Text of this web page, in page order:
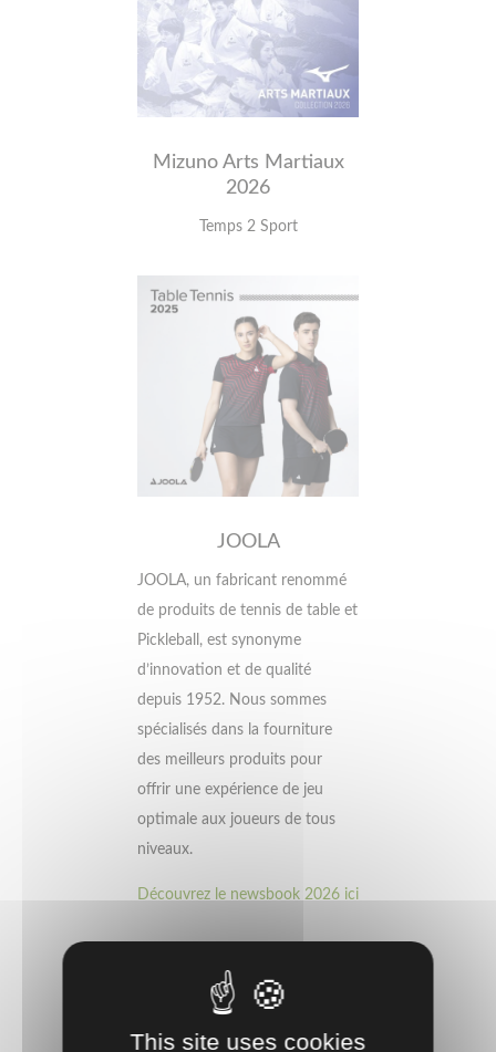
Mizuno Arts Martiaux
2026
Temps 2 Sport
JOOLA
JOOLA, un fabricant renommé
de produits de tennis de table et
Pickleball, est synonyme
d’innovation et de qualité
depuis 1952. Nous sommes
spécialisés dans la fourniture
des meilleurs produits pour
offrir une expérience de jeu
optimale aux joueurs de tous
niveaux.
Découvrez le newsbook 2026 ici
This site uses cookies